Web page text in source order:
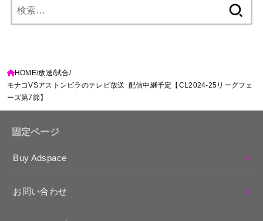
索:
HOME 放送 試合
モナコVSアストンビラのテレビ放送･配信中継予定【CL2024-25リーグフェ
ーズ第7節】
固定ページ
Buy Adspace
お問い合わせ